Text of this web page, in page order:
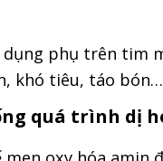
dụng phụ trên tim
khó tiêu, táo bón…
quá trình dị